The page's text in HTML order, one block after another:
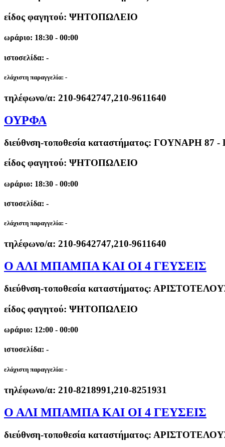
είδος φαγητού: ΨΗΤΟΠΩΛΕΙΟ
ωράριο: 18:30 - 00:00
ιστοσελίδα: -
ελάχιστη παραγγελία: -
τηλέφωνο/α: 210-9642747,210-9611640
ΟΥΡΦΑ
διεύθνση-τοποθεσία καταστήματος: ΓΟΥΝΑΡΗ 87 -
είδος φαγητού: ΨΗΤΟΠΩΛΕΙΟ
ωράριο: 18:30 - 00:00
ιστοσελίδα: -
ελάχιστη παραγγελία: -
τηλέφωνο/α: 210-9642747,210-9611640
Ο ΑΛΙ ΜΠΑΜΠΑ ΚΑΙ ΟΙ 4 ΓΕΥΣΕΙΣ
διεύθνση-τοποθεσία καταστήματος:
είδος φαγητού: ΨΗΤΟΠΩΛΕΙΟ
ωράριο: 12:00 - 00:00
ιστοσελίδα: -
ελάχιστη παραγγελία: -
τηλέφωνο/α: 210-8218991,210-8251931
Ο ΑΛΙ ΜΠΑΜΠΑ ΚΑΙ ΟΙ 4 ΓΕΥΣΕΙΣ
διεύθνση-τοποθεσία καταστήματος: